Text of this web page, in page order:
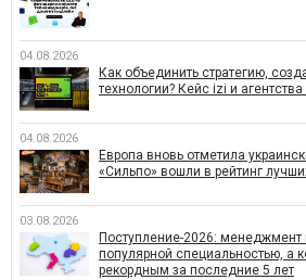
04.08.2026
Как объединить стратегию,
технологии? Кейс izi и агентства
04.08.2026
Европа вновь отметила
«Сильпо» вошли в рейтинг
03.08.2026
Поступление-2026: менеджмент
популярной специальностью, а
рекордным за последние 5 лет